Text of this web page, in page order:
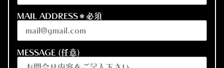
MAIL ADDRESS＊必須
MESSAGE (任意)